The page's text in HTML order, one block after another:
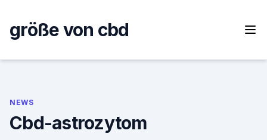
content
größe von cbd
NEWS
Cbd-astrozytom